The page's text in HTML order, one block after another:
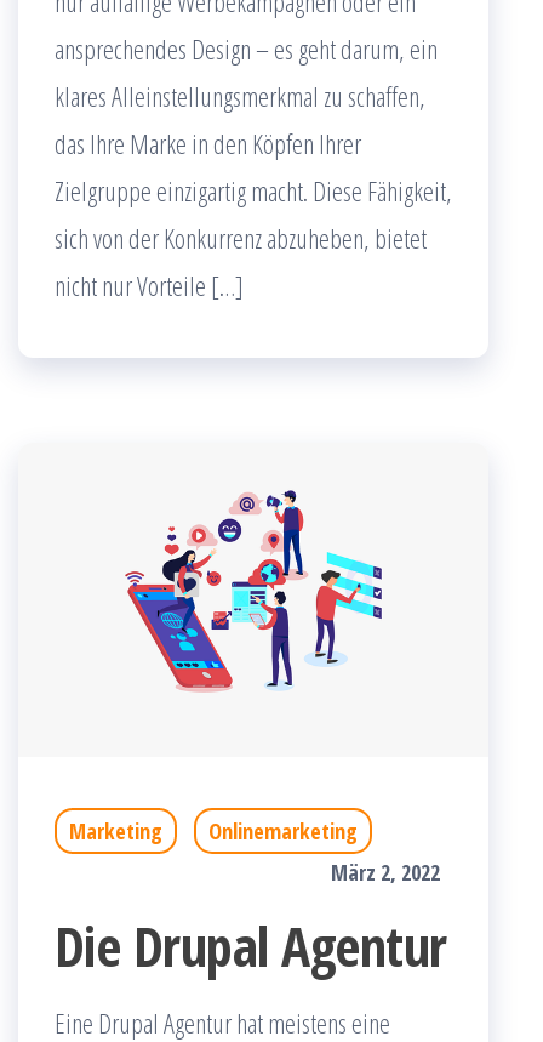
ansprechendes Design – es geht darum, ein
klares Alleinstellungsmerkmal zu schaffen,
das Ihre Marke in den Köpfen Ihrer
Zielgruppe einzigartig macht. Diese Fähigkeit,
sich von der Konkurrenz abzuheben, bietet
nicht nur Vorteile […]
Marketing
Onlinemarketing
März 2, 2022
Die Drupal Agentur
Eine Drupal Agentur hat meistens eine